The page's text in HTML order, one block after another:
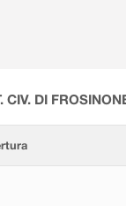
CIV. DI